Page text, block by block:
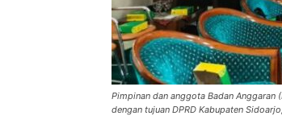
Pimpinan dan anggota Badan Anggaran
dengan tujuan DPRD Kabupaten